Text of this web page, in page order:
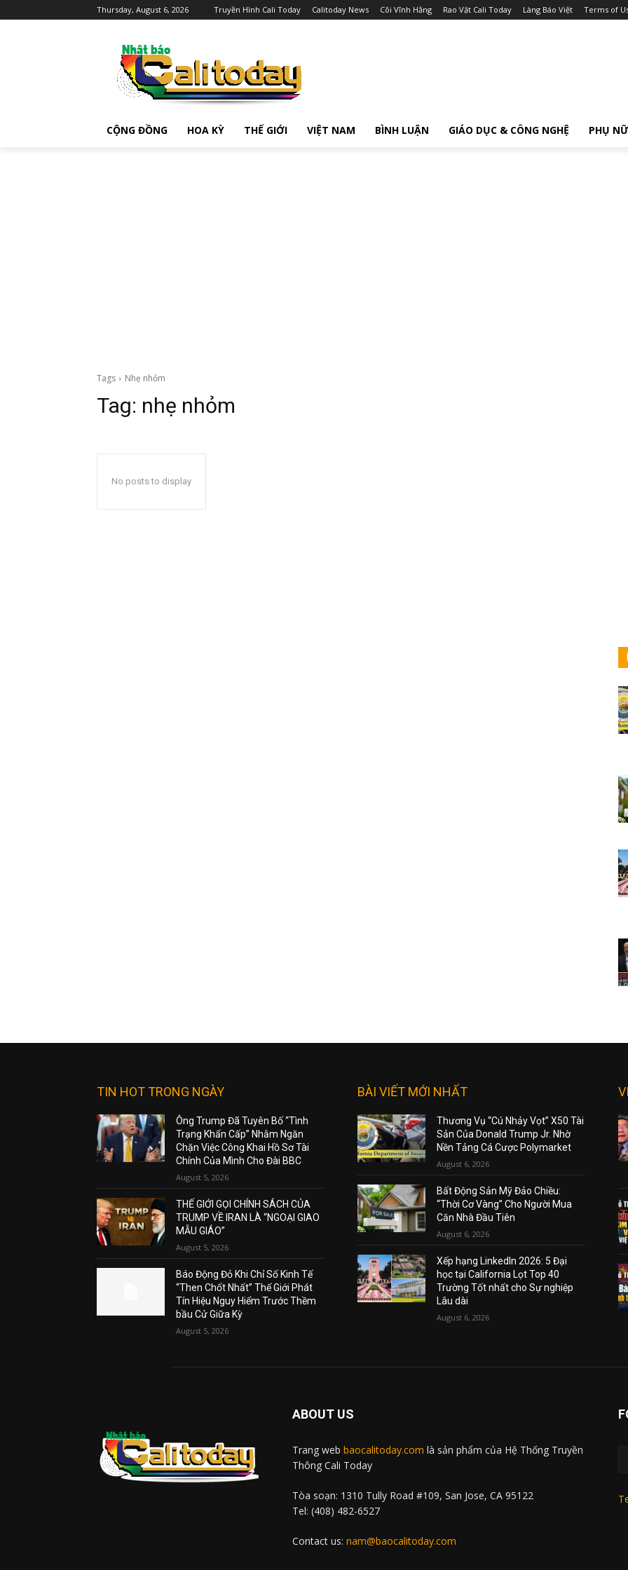
Thursday, August 6, 2026 Truyền Hình Cali Today Calitoday News Cõi Vĩnh Hằng Rao Vặt Cali Today Làng Báo Việt Terms of
CỘNG ĐỒNG HOA KỲ THẾ GIỚI VIỆT NAM BÌNH LUẬN GIÁO DỤC & CÔNG NGHỆ PHỤ NỮ
Tags Nhẹ nhỏm
Tag: nhẹ nhỏm
No posts to display
TIN HOT TRONG NGÀY
Ông Trump Đã Tuyên Bố “Tình
Trạng Khẩn Cấp” Nhằm Ngăn
Chặn Việc Công Khai Hồ Sơ Tài
Chính Của Mình Cho Đài BBC
August 5, 2026
THẾ GIỚI GỌI CHÍNH SÁCH CỦA
TRUMP VỀ IRAN LÀ “NGOẠI GIAO
MẪU GIÁO”
August 5, 2026
Báo Động Đỏ Khi Chỉ Số Kinh Tế
“Then Chốt Nhất” Thế Giới Phát
Tín Hiệu Nguy Hiểm Trước Thềm
bầu Cử Giữa Kỳ
August 5, 2026
BÀI VIẾT MỚI NHẤT
Thương Vụ “Cú Nhảy Vọt” X50 Tài
Sản Của Donald Trump Jr. Nhờ
Nền Tảng Cá Cược Polymarket
August 6, 2026
Bất Động Sản Mỹ Đảo Chiều:
“Thời Cơ Vàng” Cho Người Mua
Căn Nhà Đầu Tiên
August 6, 2026
Xếp hạng LinkedIn 2026: 5 Đại
học tại California Lọt Top 40
Trường Tốt nhất cho Sự nghiệp
Lâu dài
August 6, 2026
ABOUT US
Trang web baocalitoday.com là sản phẩm của Hệ Thống Truyền
Thông Cali Today
Tòa soạn: 1310 Tully Road #109, San Jose, CA 95122
Tel: (408) 482-6527
Contact us: nam@baocalitoday.com